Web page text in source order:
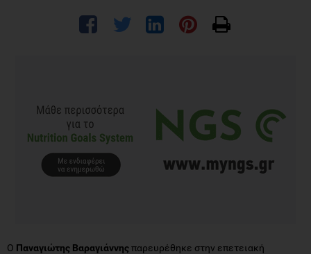
Ο Παναγιώτης Βαραγιάννηςπαρευρέθηκε στην επετειακή